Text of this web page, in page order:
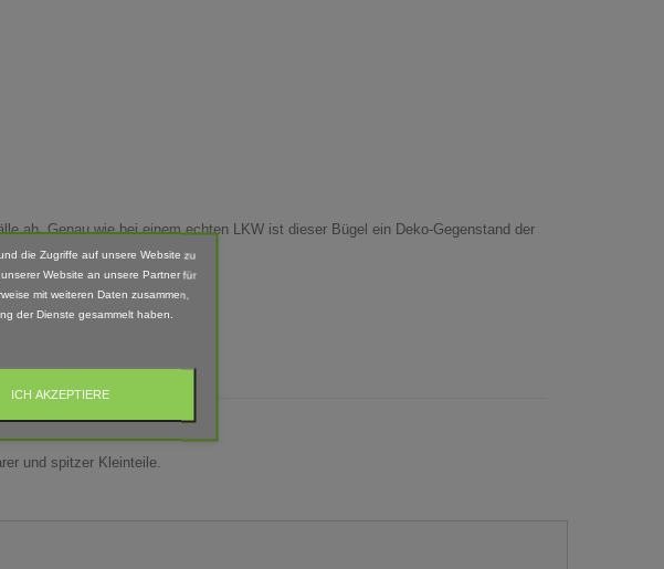
ab. Genau wie bei einem echten LKW ist dieser Bügel ein Deko-Gegenstand der
abweichen.
und spitzer Kleinteile.
die Zugriffe auf unsere Website zu
Website an unsere Partner für
mit weiteren Daten zusammen,
der Dienste gesammelt haben.
ICH AKZEPTIERE